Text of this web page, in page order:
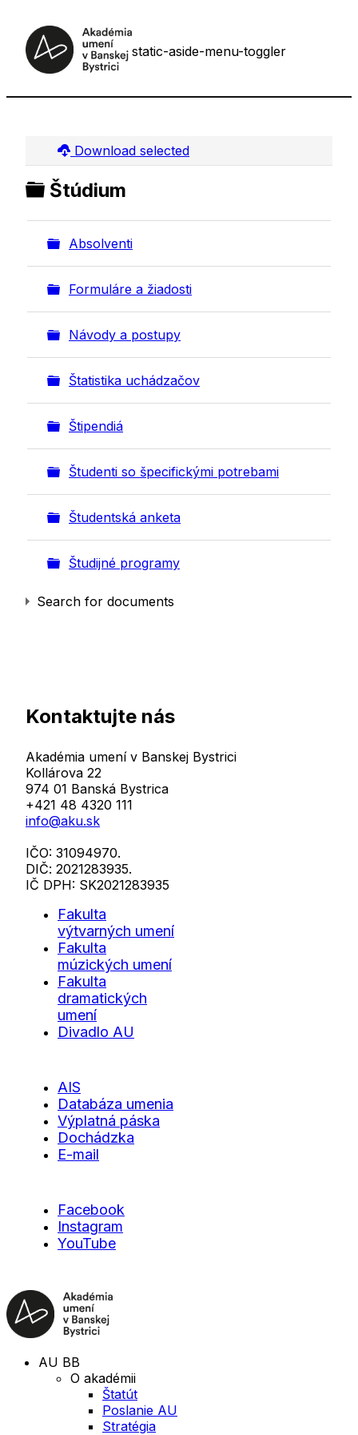
static-aside-menu-toggler
Download selected
Folder
Štúdium
Folder
Absolventi
Folder
Formuláre a žiadosti
Folder
Návody a postupy
Folder
Štatistika uchádzačov
Folder
Štipendiá
Folder
Študenti so špecifickými potrebami
Folder
Študentská anketa
Folder
Študijné programy
Search for documents
Kontaktujte nás
Akadémia umení v Banskej Bystrici
Kollárova 22
974 01 Banská Bystrica
+421 48 4320 111
info@aku.sk
IČO: 31094970.
DIČ: 2021283935.
IČ DPH: SK2021283935
Fakulta
výtvarných umení
Fakulta
múzických umení
Fakulta
dramatických
umení
Divadlo AU
AIS
Databáza umenia
Výplatná páska
Dochádzka
E-mail
Facebook
Instagram
YouTube
AU BB
O akadémii
Štatút
Poslanie AU
Stratégia